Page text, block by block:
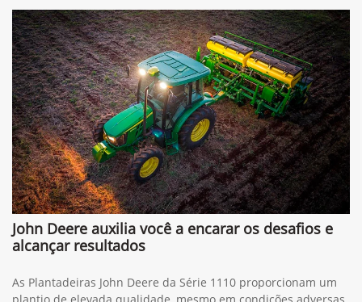
John Deere auxilia você a encarar os desafios e
alcançar resultados
As Plantadeiras John Deere da Série 1110 proporcionam um